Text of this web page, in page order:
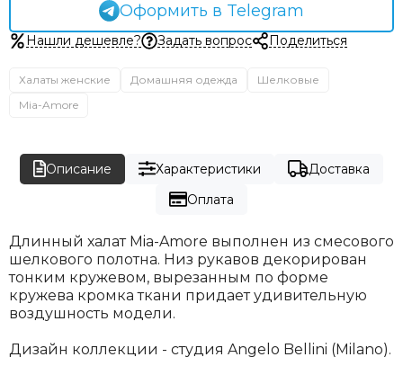
Оформить в Telegram
Нашли дешевле? Задать вопрос Поделиться
Халаты женские Домашняя одежда
Шелковые
Mia-Amore
Описание Характеристики
Доставка
Оплата
Длинный халат Mia-Amore выполнен из смесового
шелкового полотна. Низ рукавов декорирован
тонким кружевом, вырезанным по форме
кружева кромка ткани придает удивительную
воздушность модели.
Дизайн коллекции - студия Angelo Bellini (Milano).